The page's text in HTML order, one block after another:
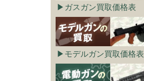
ガスガン買取価格表
モデルガン買取価格表